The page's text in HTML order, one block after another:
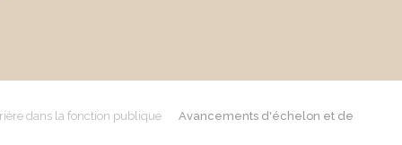
dans la fonction publique
Avancements d'échelon et de